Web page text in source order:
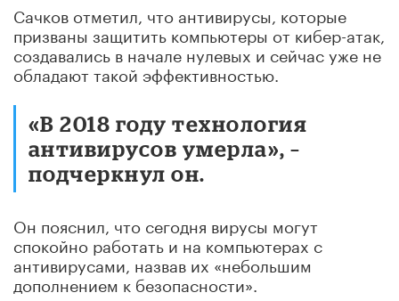
Сачков отметил, что антивирусы, которые
призваны защитить компьютеры от кибер-атак,
создавались в начале нулевых и сейчас уже не
обладают такой эффективностью.
«В 2018 году технология
антивирусов умерла», –
подчеркнул он.
Он пояснил, что сегодня вирусы могут
спокойно работать и на компьютерах с
антивирусами, назвав их «небольшим
дополнением к безопасности».